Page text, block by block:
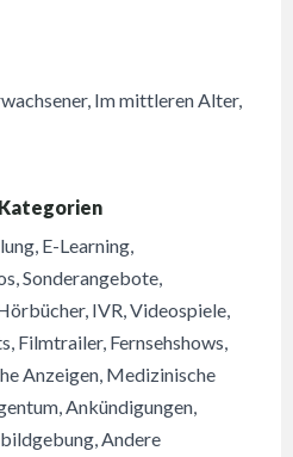
, Im mittleren Alter,
, E-Learning,
,Sonderangebote,
, IVR,Videospiele,
, Filmtrailer, Fernsehshows,
Anzeigen, Medizinische
,Ankündigungen,
,Andere